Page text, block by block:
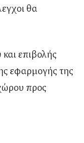
θα
επιβολής
εφαρμογής της
προς